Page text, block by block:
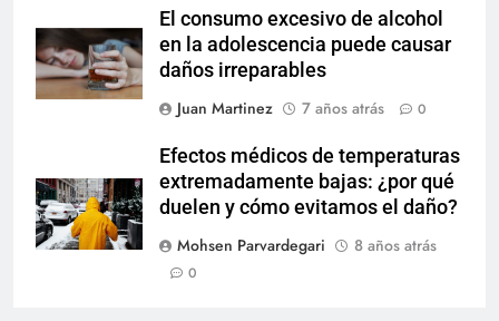
El consumo excesivo de alcohol
en la adolescencia puede causar
daños irreparables
Juan Martinez
7 años atrás 0
Efectos médicos de temperaturas
extremadamente bajas: ¿por qué
duelen y cómo evitamos el daño?
Mohsen Parvardegari
8 años atrás
0